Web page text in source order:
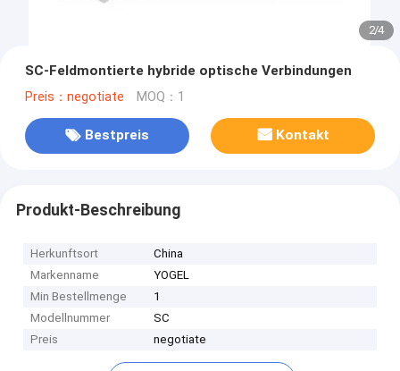
2/4
SC-Feldmontierte hybride optische Verbindungen
Preis：negotiate MOQ：1
Bestpreis Kontakt
Produkt-Beschreibung
Herkunftsort
China
Markenname
YOGEL
Min Bestellmenge
1
Modellnummer
SC
Preis
negotiate